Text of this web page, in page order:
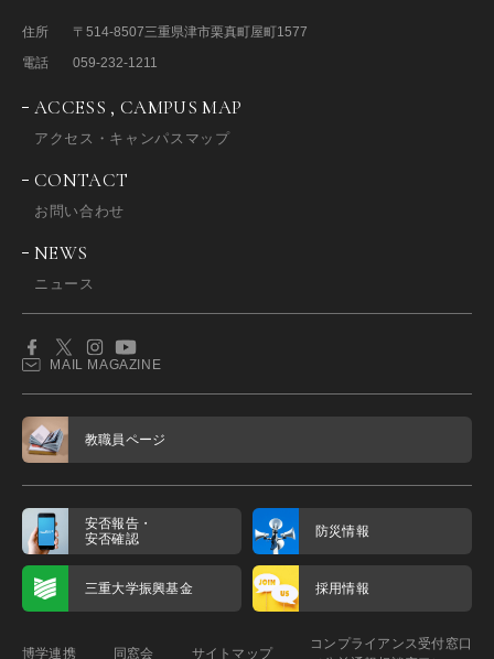
住所 〒514-8507三重県津市栗真町屋町1577
電話
059-232-1211
ACCESS , CAMPUS MAP
アクセス・キャンパスマップ
CONTACT
お問い合わせ
NEWS
ニュース
MAIL MAGAZINE
教職員ページ
安否報告・
安否確認
防災情報
三重大学振興基金 採用情報
博学連携 同窓会 サイトマップ
コンプライアンス受付窓口